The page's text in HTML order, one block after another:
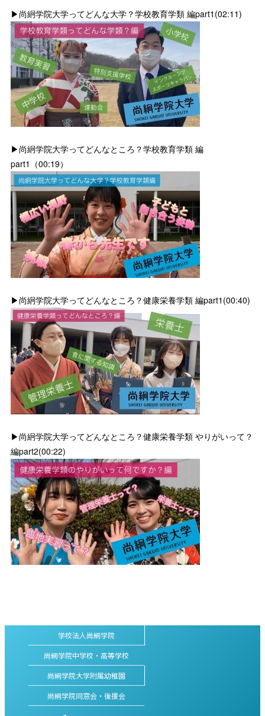
▶尚絅学院大学ってどんな大学？学校教育学類 編part1(02:11)
▶尚絅学院大学ってどんなところ？学校教育学類 編
part1（00:19）
▶尚絅学院大学ってどんなところ？健康栄養学類 編part1(00:40)
▶尚絅学院大学ってどんなところ？健康栄養学類 やりがいって？
編part2(00:22)
学校法人尚絅学院
尚絅学院中学校・高等学校
尚絅学院大学附属幼稚園
尚絅学院同窓会・後援会